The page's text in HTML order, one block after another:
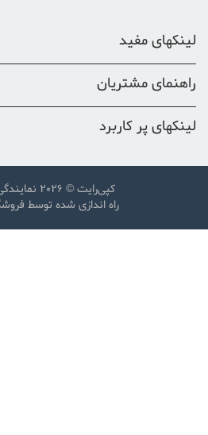
لینکهای مفید
راهنمای مشتریان
لینکهای پر کاربرد
کپی‌رایت © 2026
راه اندازی شده توسط